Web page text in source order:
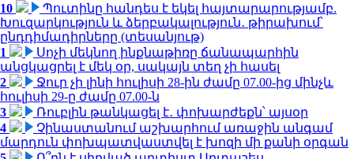
10
Պուտինը հանդես է եկել հայտարարությամբ.
Խուզարկություն և ձերբակալություն․ թիրախում՝
ընդդիմադիրները (տեսանյութ)
1
Սոչի մեկնող ինքնաթիռը ճանապարհին
անցկացրել է մեկ օր, սակայն տեղ չի հասել
2
Ջուր չի լինի հուլիսի 28-ին ժամը 07.00-ից մինչև
հուլիսի 29-ը ժամը 07.00-ն
3
Ռուբլին թանկացել է․ փոխարժեքն՝ այսօր
4
Չինաստանում աշխարհում առաջին անգամ
մարդուն փոխպատվաստվել է խոզի մի քանի օրգան